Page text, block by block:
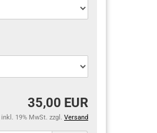
35,00 EUR
inkl. 19% MwSt. zzgl. Versand